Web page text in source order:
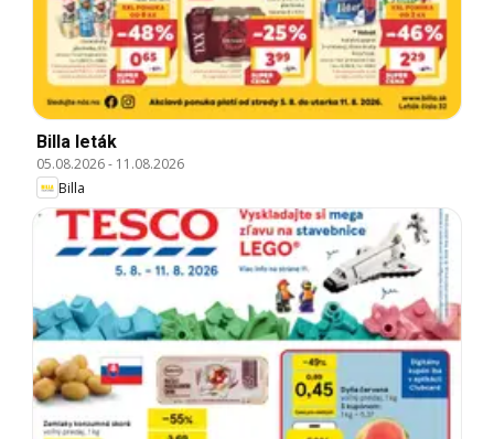
Billa leták
05.08.2026- 11.08.2026
Billa